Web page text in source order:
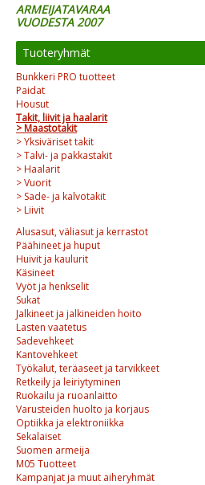
ARMEIJATAVARAA
VUODESTA 2007
Tuoteryhmät
Bunkkeri PRO tuotteet
Paidat
Housut
Takit, liivit ja haalarit
> Maastotakit
> Yksiväriset takit
> Talvi- ja pakkastakit
> Haalarit
> Vuorit
> Sade- ja kalvotakit
> Liivit
Alusasut, väliasut ja kerrastot
Päähineet ja huput
Huivit ja kaulurit
Käsineet
Vyöt ja henkselit
Sukat
Jalkineet ja jalkineiden hoito
Lasten vaatetus
Sadevehkeet
Kantovehkeet
Työkalut, teräaseet ja tarvikkeet
Retkeily ja leiriytyminen
Ruokailu ja ruoanlaitto
Varusteiden huolto ja korjaus
Optiikka ja elektroniikka
Sekalaiset
Suomen armeija
M05 Tuotteet
Kampanjat ja muut aiheryhmät